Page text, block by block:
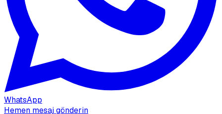
WhatsApp
Hemen mesaj gönderin